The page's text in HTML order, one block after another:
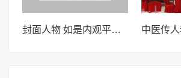
封面人物 如是内观平台：以科学实证，践行 “天下无医” 使命